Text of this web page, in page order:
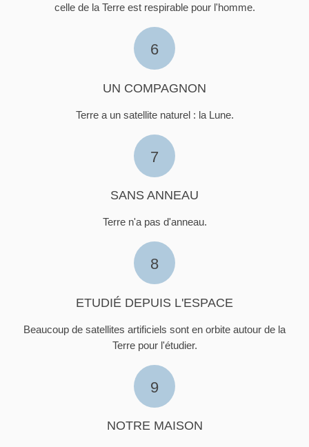
celle de la Terre est respirable pour l'homme.
6
UN COMPAGNON
Terre a un satellite naturel : la Lune.
7
SANS ANNEAU
Terre n'a pas d'anneau.
8
ETUDIÉ DEPUIS L'ESPACE
Beaucoup de satellites artificiels sont en orbite autour de la
Terre pour l'étudier.
9
NOTRE MAISON